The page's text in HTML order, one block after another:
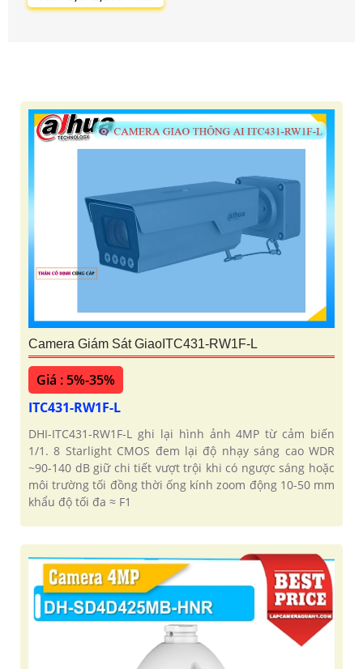
Camera Giám Sát GiaoITC431-RW1F-L
Giá : 5%-35%
ITC431-RW1F-L
DHI-ITC431-RW1F-L ghi lại hình ảnh 4MP từ cảm biến
1/1. 8 Starlight CMOS đem lại độ nhạy sáng cao WDR
~90-140 dB giữ chi tiết vượt trội khi có ngược sáng hoặc
môi trường tối đồng thời ống kính zoom động 10-50 mm
khẩu độ tối đa ≈ F1